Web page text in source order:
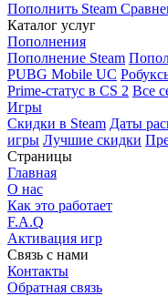
Пополнить Steam
Каталог услуг
Пополнения
Пополнение Steam
PUBG Mobile UC
Prime-статус в CS 2 Все
Игры
Скидки в Steam Даты
игры Лучшие скидки
Страницы
Главная
О нас
Как это работает
F.A.Q
Активация игр
Связь с нами
Контакты
Обратная связь